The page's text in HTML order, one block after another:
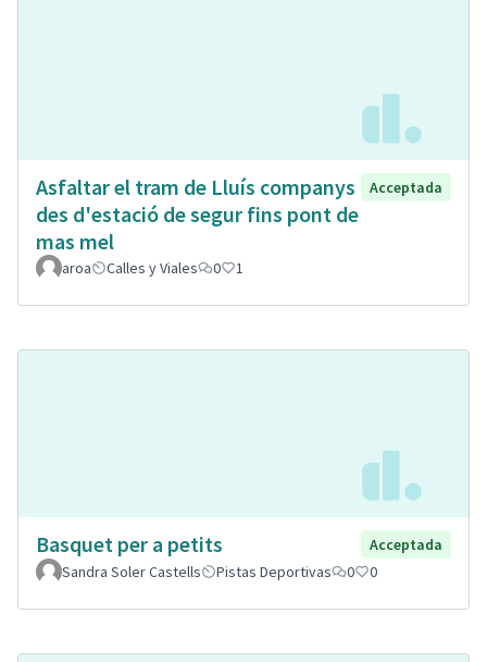
Asfaltar el tram de Lluís companys
des d'estació de segur fins pont de
mas mel
Acceptada
aroa Calles y Viales 0 1
Basquet per a petits
Acceptada
Sandra Soler Castells
Pistas Deportivas 0 0